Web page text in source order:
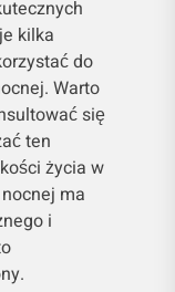
kilka
do
Warto
się
ten
życia w
ma
i